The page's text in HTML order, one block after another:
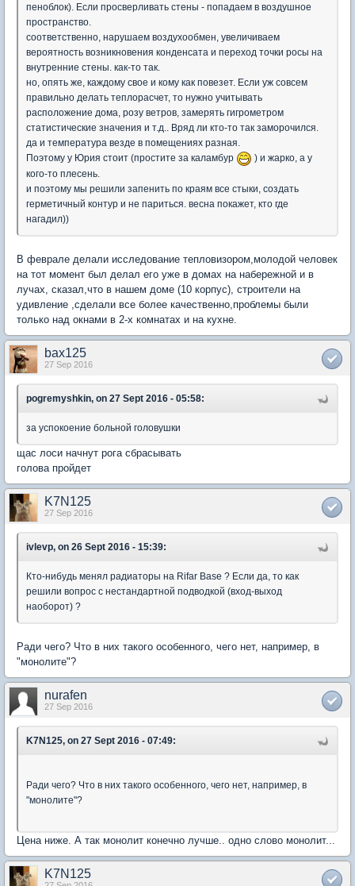
пеноблок). Если просверливать стены - попадаем в воздушное
пространство.
соответственно, нарушаем воздухообмен, увеличиваем
вероятность возникновения конденсата и переход точки росы на
внутренние стены. как-то так.
но, опять же, каждому свое и кому как повезет. Если уж совсем
правильно делать теплорасчет, то нужно учитывать
расположение дома, розу ветров, замерять гигрометром
статистические значения и т.д.. Вряд ли кто-то так заморочился.
да и температура везде в помещениях разная.
Поэтому у Юрия стоит (простите за каламбур
) и жарко, а у
кого-то плесень.
и поэтому мы решили запенить по краям все стыки, создать
герметичный контур и не париться. весна покажет, кто где
нагадил))
В феврале делали исследование тепловизором,молодой человек
на тот момент был делал его уже в домах на набережной и в
лучах, сказал,что в нашем доме (10 корпус), строители на
удивление ,сделали все более качественно,проблемы были
только над окнами в 2-х комнатах и на кухне.
bax125
27 Sep 2016
pogremyshkin, on 27 Sept 2016 - 05:58:
за успокоение больной головушки
щас лоси начнут рога сбрасывать
голова пройдет
K7N125
27 Sep 2016
ivlevp, on 26 Sept 2016 - 15:39:
Кто-нибудь менял радиаторы на Rifar Base ? Если да, то как
решили вопрос с нестандартной подводкой (вход-выход
наоборот) ?
Ради чего? Что в них такого особенного, чего нет, например, в
"монолите"?
nurafen
27 Sep 2016
K7N125, on 27 Sept 2016 - 07:49:
Ради чего? Что в них такого особенного, чего нет, например, в
"монолите"?
Цена ниже. А так монолит конечно лучше.. одно слово монолит...
K7N125